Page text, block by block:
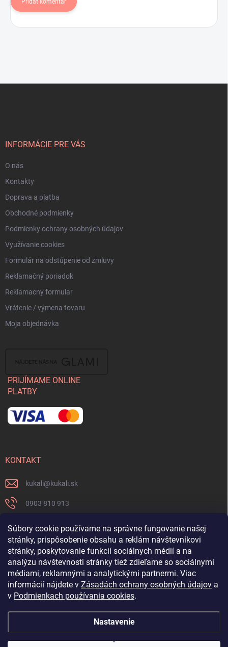
Súbory cookie používame na správne fungovanie našej
stránky, prispôsobenie obsahu a reklám návštevníkovi
stránky, poskytovanie funkcií sociálnych médií a na
analýzu návštevnosti stránky tiež zdieľame so sociálnymi
médiami, reklamnými a analytickými partnermi. Viac
informácií nájdete v Zásadách ochrany osobných údajov a
v Podmienkach používania cookies.
Nastavenie
INFORMÁCIE PRE VÁS
O nás
Kontakty
Doprava a platba
Obchodné podmienky
Podmienky ochrany osobných údajov
Využívanie cookies
Formulár na odstúpenie od zmluvy
Reklamačný poriadok
Reklamacny formular
Vrátenie / výmena tovaru
Moja objednávka
PRIJÍMAME ONLINE
PLATBY
KONTAKT
kukali@kukali.sk
0903 810 913
Nenechajte si ujsť novinky a sledujte nás na FB
kukalishop
Copyright 2026www.kukali.sk. Všetky práva vyhradené.Upraviť nastavenie